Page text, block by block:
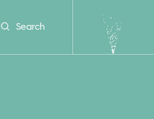
Search